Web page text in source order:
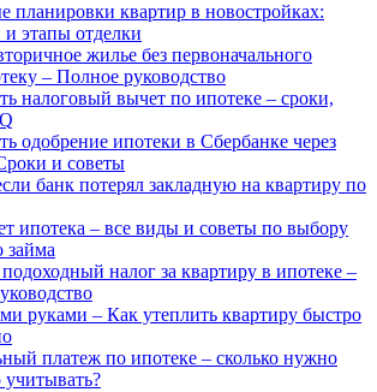
планировки квартир в новостройках:
и этапы отделки
жилье без первоначального
– Полное руководство
налоговый вычет по ипотеке – сроки,
одобрение ипотеки в Сбербанке через
и советы
банк потерял закладную на квартиру по
ипотека – все виды и советы по выбору
займа
налог за квартиру в ипотеке –
руками – Как утеплить квартиру быстро
платеж по ипотеке – сколько нужно
учитывать?